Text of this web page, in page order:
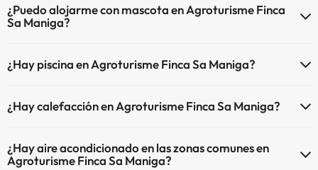
¿Puedo alojarme con mascota en Agroturisme Finca
Sa Maniga?
¿Hay piscina en Agroturisme Finca Sa Maniga?
ser de pago) Aquí tienes más info sobre la piscina y otras
Piscina al aire libre (temporada de verano)
Piscina al aire libre (toda la temporada)
¿Hay calefacción en Agroturisme Finca Sa Maniga?
comunes.
¿Hay aire acondicionado en las zonas comunes en
Agroturisme Finca Sa Maniga?